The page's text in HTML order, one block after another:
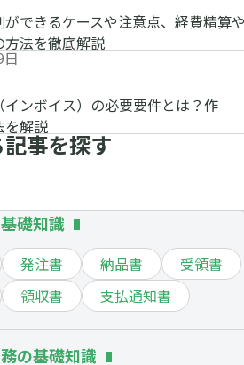
できるケースや注意点、経費精算
法を徹底解説
日
ンボイス）の必要要件とは？作
を解説
事を探す
礎知識
発注書 納品書
受領書
領収書 支払通知書
の基礎知識